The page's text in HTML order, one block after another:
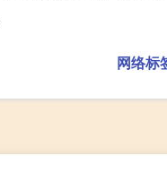
网络标